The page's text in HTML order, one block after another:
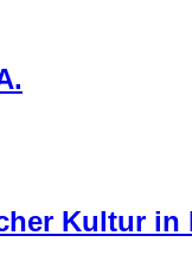
Kultur in